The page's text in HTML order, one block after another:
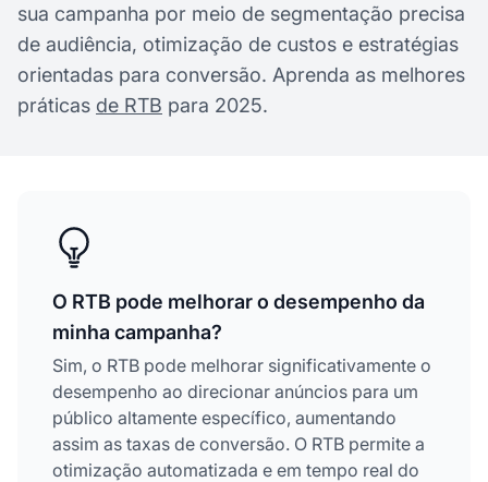
sua campanha por meio de segmentação precisa
de audiência, otimização de custos e estratégias
orientadas para conversão. Aprenda as melhores
práticas de RTB para 2025.
O RTB pode melhorar o desempenho da
minha campanha?
Sim, o RTB pode melhorar significativamente o
desempenho ao direcionar anúncios para um
público altamente específico, aumentando
assim as taxas de conversão. O RTB permite a
otimização automatizada e em tempo real do